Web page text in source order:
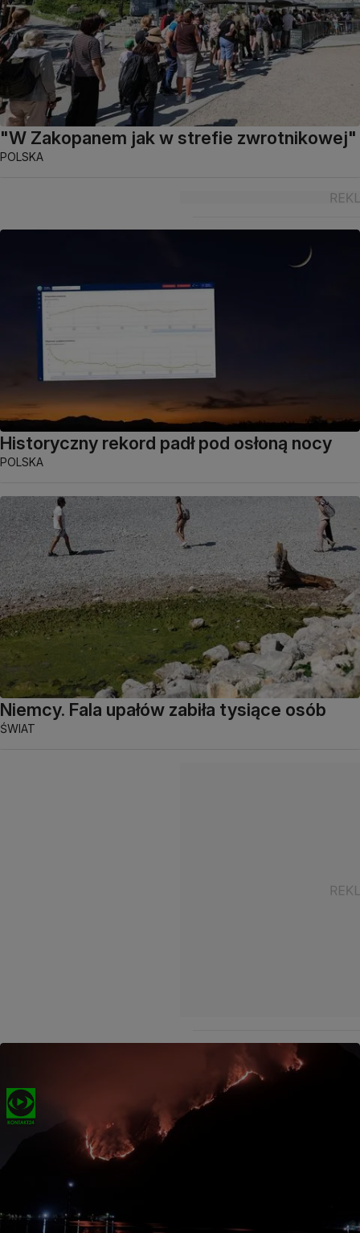
"W Zakopanem jak w strefie zwrotnikowej"
POLSKA
Historyczny rekord padł pod osłoną nocy
POLSKA
Niemcy. Fala upałów zabiła tysiące osób
ŚWIAT